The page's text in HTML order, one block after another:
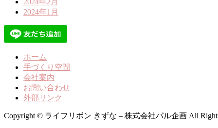
2024年1月
ホーム
手づくり空間
会社案内
お問い合わせ
外部リンク
Copyright © ライフリボン きずな – 株式会社パル企画 All